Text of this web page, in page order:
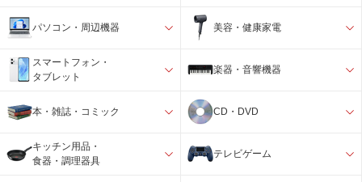
パソコン・周辺機器 美容・健康家電
スマートフォン・
タブレット
楽器・音響機器
本・雑誌・コミック CD・DVD
キッチン用品・
食器・調理器具
テレビゲーム